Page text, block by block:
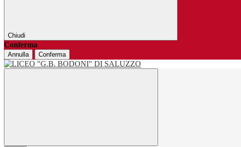
Chiudi
Conferma
Annulla Conferma